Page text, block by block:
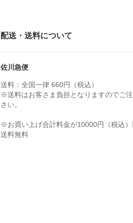
配送・送料について
佐川急便
送料：全国一律 660円（税込）
※送料はお客さま負担となりますのでご
さい。
※お買い上げ合計料金が10000円（税込
送料無料